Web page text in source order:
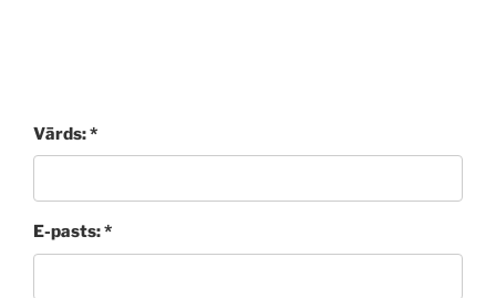
Vārds: *
E-pasts: *